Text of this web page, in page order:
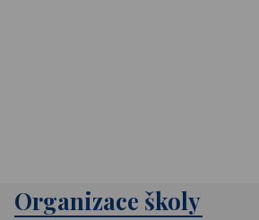
Organizace školy